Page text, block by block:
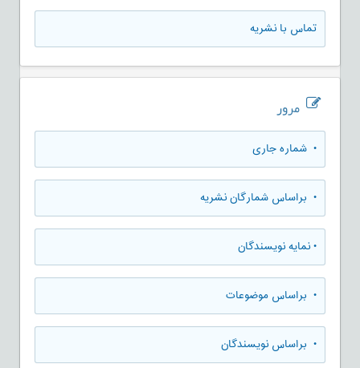
تماس با نشریه
مرور
• شماره جاری
• براساس شمارگان نشریه
•نمایه نویسندگان
• براساس موضوعات
• براساس نویسندگان